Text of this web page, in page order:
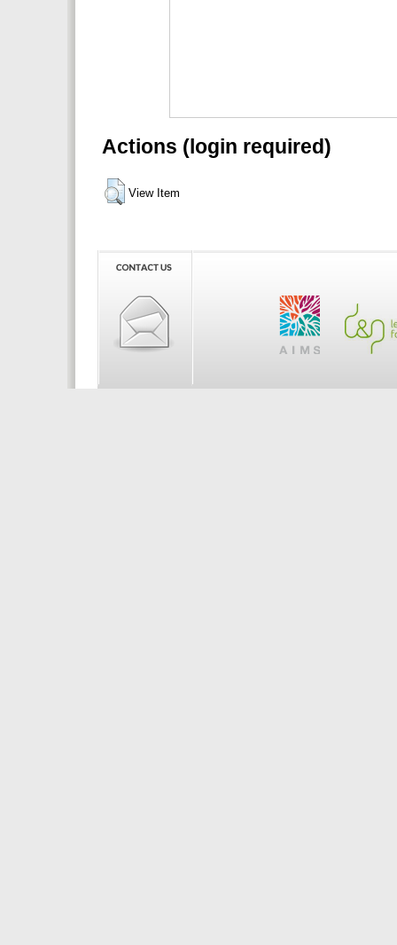
Actions (login required)
View Item